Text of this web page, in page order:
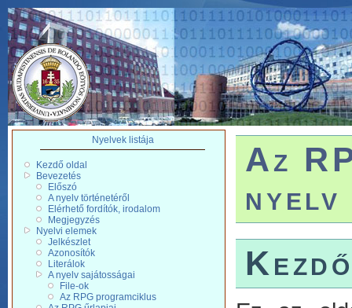
Nyelvek listája
Kezdő oldal
Bevezetés
Előszó
A nyelv történetéről
Elérhető fordítók, irodalom
Megjegyzés
Nyelvi elemek
Jelkészlet
Azonosítók
Literálok
A nyelv sajátosságai
File-ok
Az RPG programciklus
Az
nyelv